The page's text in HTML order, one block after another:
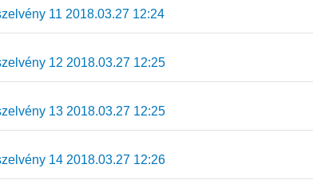
11 2018.03.27 12:24
12 2018.03.27 12:25
13 2018.03.27 12:25
14 2018.03.27 12:26